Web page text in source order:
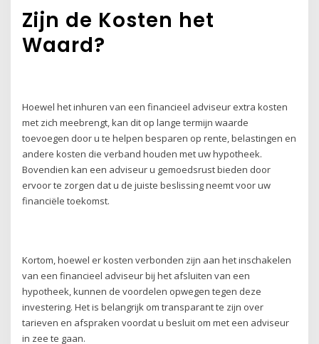
Zijn de Kosten het
Waard?
Hoewel het inhuren van een financieel adviseur extra kosten
met zich meebrengt, kan dit op lange termijn waarde
toevoegen door u te helpen besparen op rente, belastingen en
andere kosten die verband houden met uw hypotheek.
Bovendien kan een adviseur u gemoedsrust bieden door
ervoor te zorgen dat u de juiste beslissing neemt voor uw
financiële toekomst.
Kortom, hoewel er kosten verbonden zijn aan het inschakelen
van een financieel adviseur bij het afsluiten van een
hypotheek, kunnen de voordelen opwegen tegen deze
investering. Het is belangrijk om transparant te zijn over
tarieven en afspraken voordat u besluit om met een adviseur
in zee te gaan.